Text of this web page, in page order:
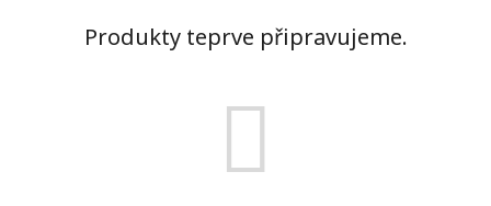
Produkty teprve připravujeme.